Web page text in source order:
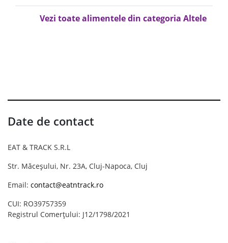
Vezi toate alimentele din categoria Altele
Date de contact
EAT & TRACK S.R.L
Str. Măceșului, Nr. 23A, Cluj-Napoca, Cluj
Email: contact@eatntrack.ro
CUI: RO39757359
Registrul Comerțului: J12/1798/2021